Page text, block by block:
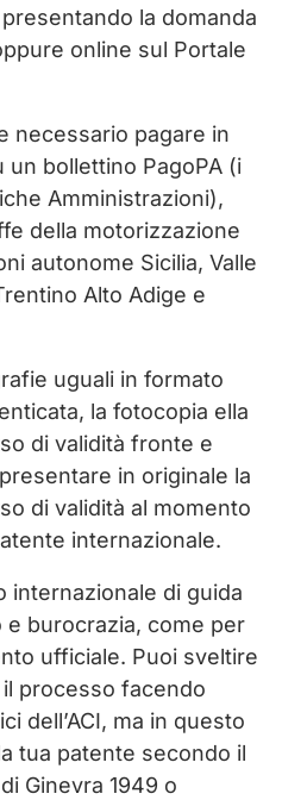
la domanda
online sul Portale
necessario pagare in
bollettino PagoPA (i
Amministrazioni),
della motorizzazione
autonome Sicilia, Valle
Alto Adige e
uguali in formato
la fotocopia ella
di validità fronte e
in originale la
di validità al momento
internazionale.
internazionale di guida
e burocrazia, come per
ufficiale. Puoi sveltire
processo facendo
dell’ACI, ma in questo
tua patente secondo il
Ginevra 1949 o